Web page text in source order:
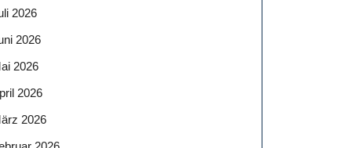
2026
2026
2026
2026
2026